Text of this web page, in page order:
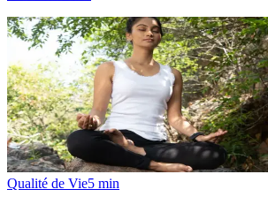
Qualité de Vie5 min